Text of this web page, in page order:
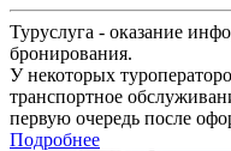
Туруслуга - оказание
бронирования.
У некоторых
транспортное
первую очередь после
Подробнее